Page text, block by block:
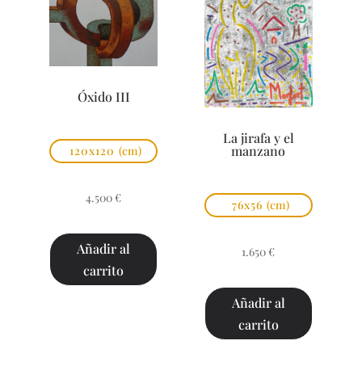
Óxido III
120x120 (cm)
4.500 €
Añadir al
carrito
La jirafa y el
manzano
76x56 (cm)
1.650 €
Añadir al
carrito